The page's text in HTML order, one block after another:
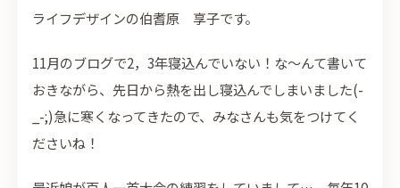
ライフデザインの伯耆原 享子です。
11月のブログで2，3年寝込んでいない！な～んて書いて
おきながら、先日から熱を出し寝込んでしまいました(-
_-;)急に寒くなってきたので、みなさんも気をつけてく
ださいね！